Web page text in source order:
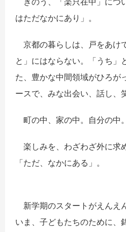
はただなかにあり」。
京都の暮らしは、戸をあけ
と」にはならない。「うち」
た、豊かな中間領域がひろが
ースで、みな出会い、話し、
町の中、家の中。自分の中。
楽しみを、わざわざ外に求
「ただ、なかにある」。
新学期のスタートがえんえ
いま、子どもたちのために、